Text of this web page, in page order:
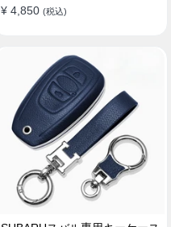
¥ 4,850 (税込)